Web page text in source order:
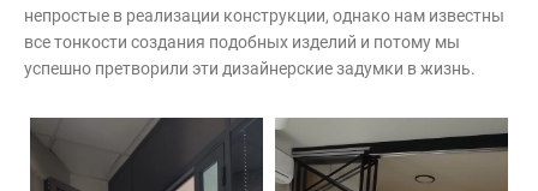
непростые в реализации конструкции, однако нам известны
все тонкости создания подобных изделий и потому мы
успешно претворили эти дизайнерские задумки в жизнь.